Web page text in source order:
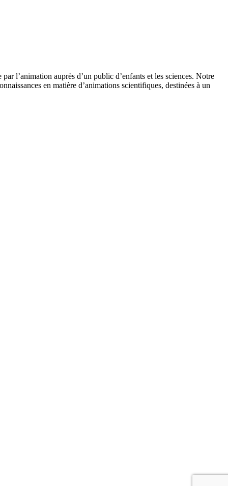
l’animation auprès d’un public d’enfants et les sciences. Notre
en matière d’animations scientifiques, destinées à un